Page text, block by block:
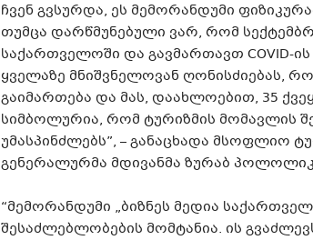
ჩვენ გვსურდა, ეს მემორანდუმი
თუმცა დარწმუნებული ვარ, რომ
საქართველოში და გავმართავთ COVID-
ყველაზე მნიშვნელოვან ღონისძიებას,
გაიმართება და მას, დაახლოებით, 35
სიმბოლურია, რომ ტურიზმის მომავლის
უმასპინძლებს”, – განაცხადა მსოფლიო
გენერალურმა მდივანმა ზურაბ
“მემორანდუმი „ბიზნეს მედია
შესაძლებლობების მომტანია. ის